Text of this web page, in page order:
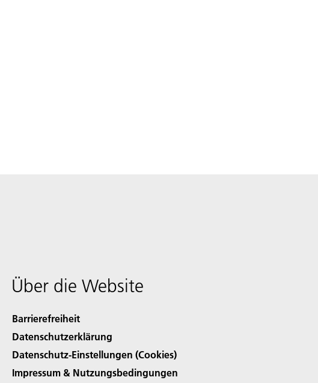
Über die Website
Barrierefreiheit
Datenschutzerklärung
Datenschutz-Einstellungen (Cookies)
Impressum & Nutzungsbedingungen